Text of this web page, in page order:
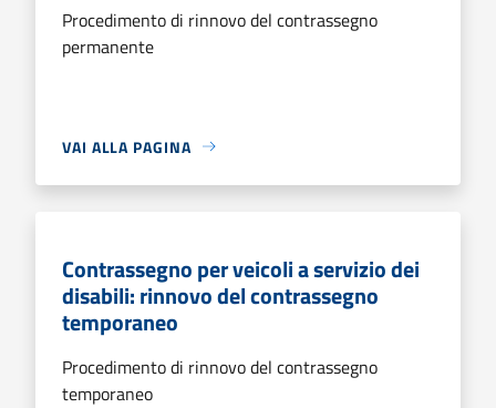
Procedimento di rinnovo del contrassegno
permanente
VAI ALLA PAGINA
Contrassegno per veicoli a servizio dei
disabili: rinnovo del contrassegno
temporaneo
Procedimento di rinnovo del contrassegno
temporaneo